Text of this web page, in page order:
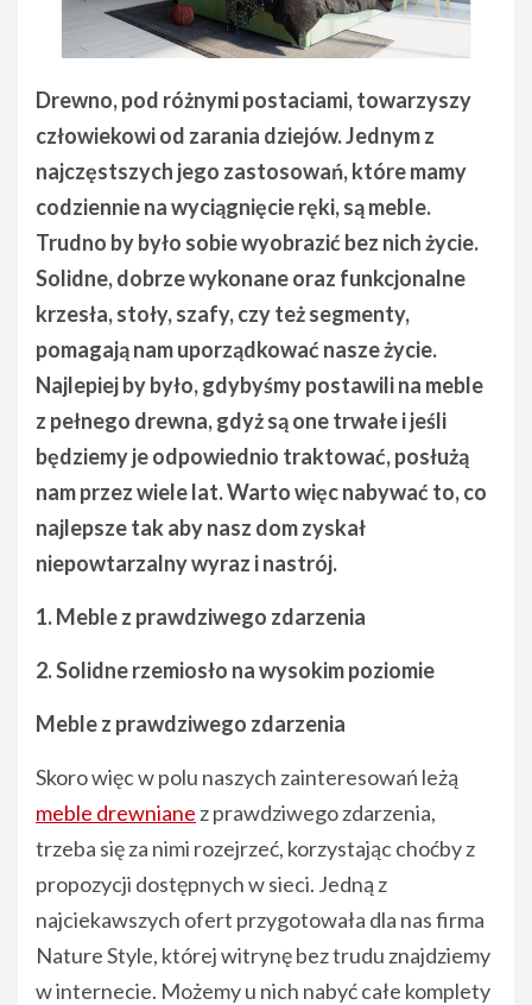
Drewno, pod różnymi postaciami, towarzyszy
człowiekowi od zarania dziejów. Jednym z
najczęstszych jego zastosowań, które mamy
codziennie na wyciągnięcie ręki, są meble.
Trudno by było sobie wyobrazić bez nich życie.
Solidne, dobrze wykonane oraz funkcjonalne
krzesła, stoły, szafy, czy też segmenty,
pomagają nam uporządkować nasze życie.
Najlepiej by było, gdybyśmy postawili na meble
z pełnego drewna, gdyż są one trwałe i jeśli
będziemy je odpowiednio traktować, posłużą
nam przez wiele lat. Warto więc nabywać to, co
najlepsze tak aby nasz dom zyskał
niepowtarzalny wyraz i nastrój.
1. Meble z prawdziwego zdarzenia
2. Solidne rzemiosło na wysokim poziomie
Meble z prawdziwego zdarzenia
Skoro więc w polu naszych zainteresowań leżą
meble drewniane z prawdziwego zdarzenia,
trzeba się za nimi rozejrzeć, korzystając choćby z
propozycji dostępnych w sieci. Jedną z
najciekawszych ofert przygotowała dla nas firma
Nature Style, której witrynę bez trudu znajdziemy
w internecie. Możemy u nich nabyć całe komplety